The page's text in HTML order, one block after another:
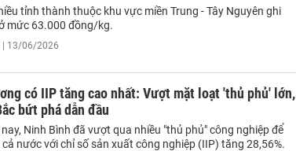
tỉnh thành thuộc khu vực miền Trung - Tây Nguyên ghi
mức 63.000 đồng/kg.
| 13/06/2026
có IIP tăng cao nhất: Vượt mặt loạt 'thủ phủ' lớn,
bứt phá dẫn đầu
Ninh Bình đã vượt qua nhiều "thủ phủ" công nghiệp để
nước với chỉ số sản xuất công nghiệp (IIP) tăng 28,56%.